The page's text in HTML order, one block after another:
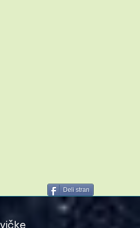
Deli stran